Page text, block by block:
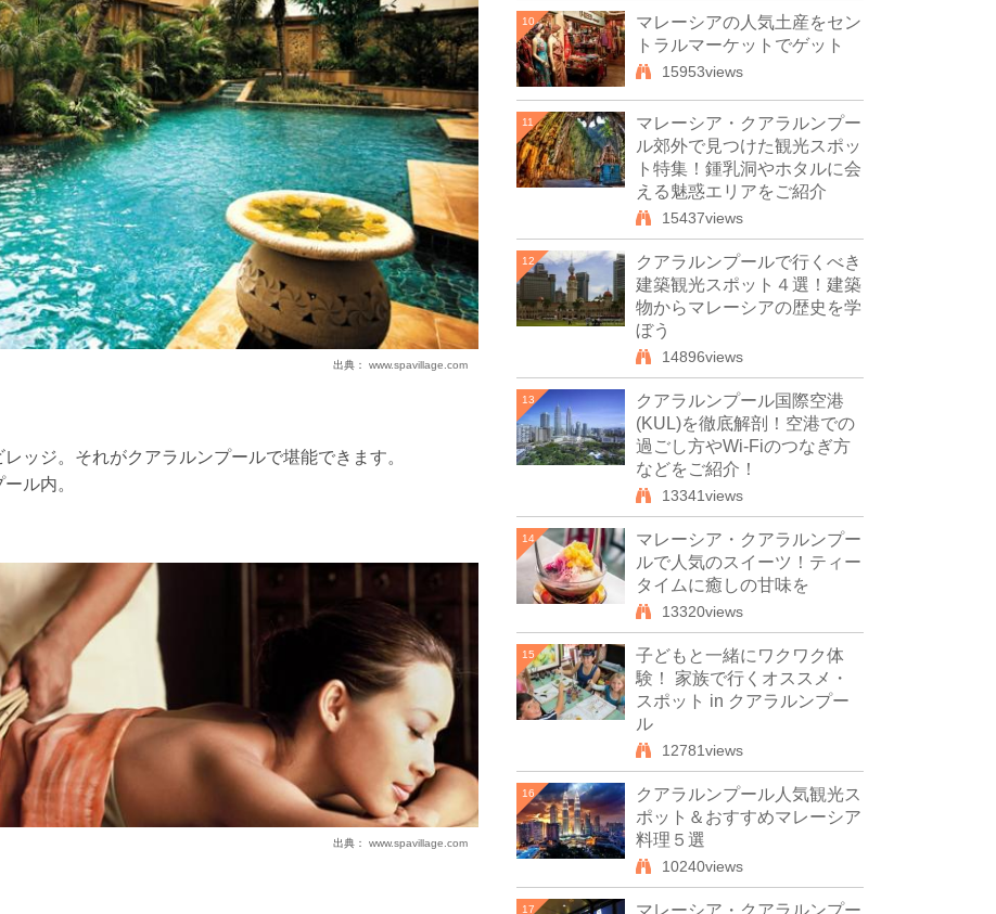
出典： www.spavillage.com
ッジ。それがクアラルンプールで堪能できます。
ル内。
出典： www.spavillage.com
10
マレーシアの人気土産をセン
トラルマーケットでゲット
15953views
11
マレーシア・クアラルンプー
ル郊外で見つけた観光スポッ
ト特集！鍾乳洞やホタルに会
える魅惑エリアをご紹介
15437views
12
クアラルンプールで行くべき
建築観光スポット４選！建築
物からマレーシアの歴史を学
ぼう
14896views
13
クアラルンプール国際空港
(KUL)を徹底解剖！空港での
過ごし方やWi-Fiのつなぎ方
などをご紹介！
13341views
14
マレーシア・クアラルンプー
ルで人気のスイーツ！ティー
タイムに癒しの甘味を
13320views
15
子どもと一緒にワクワク体
験！ 家族で行くオススメ・
スポット in クアラルンプー
ル
12781views
16
クアラルンプール人気観光ス
ポット＆おすすめマレーシア
料理５選
10240views
17
マレーシア・クアラルンプー